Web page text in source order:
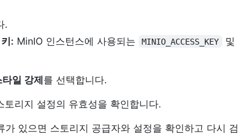
.
: MinIO 인스턴스에 사용되는 MINIO_ACCESS_KEY 및
일 강제를 선택합니다.
리지 설정의 유효성을 확인합니다.
있으면 스토리지 공급자와 설정을 확인하고 다시 검